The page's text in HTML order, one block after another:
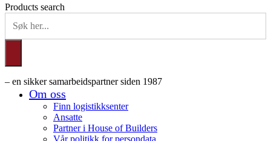
Products search
– en sikker samarbeidspartner siden 1987
Om oss
Finn logistikksenter
Ansatte
Partner i House of Builders
Vår politikk for persondata